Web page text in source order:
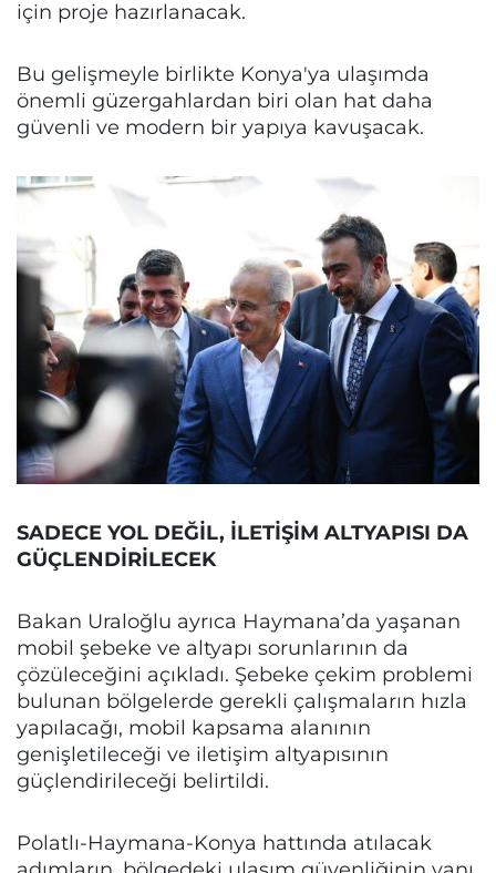
için proje hazırlanacak.
Bu gelişmeyle birlikte Konya'ya ulaşımda
önemli güzergahlardan biri olan hat daha
güvenli ve modern bir yapıya kavuşacak.
SADECE YOL DEĞİL, İLETİŞİM ALTYAPISI DA
GÜÇLENDİRİLECEK
Bakan Uraloğlu ayrıca Haymana’da yaşanan
mobil şebeke ve altyapı sorunlarının da
çözüleceğini açıkladı. Şebeke çekim problemi
bulunan bölgelerde gerekli çalışmaların hızla
yapılacağı, mobil kapsama alanının
genişletileceği ve iletişim altyapısının
güçlendirileceği belirtildi.
Polatlı-Haymana-Konya hattında atılacak